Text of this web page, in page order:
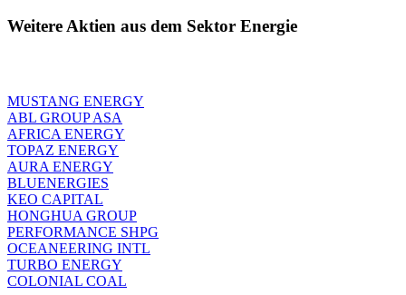
Weitere Aktien aus dem Sektor Energie
MUSTANG ENERGY
ABL GROUP ASA
AFRICA ENERGY
TOPAZ ENERGY
AURA ENERGY
BLUENERGIES
KEO CAPITAL
HONGHUA GROUP
PERFORMANCE SHPG
OCEANEERING INTL
TURBO ENERGY
COLONIAL COAL